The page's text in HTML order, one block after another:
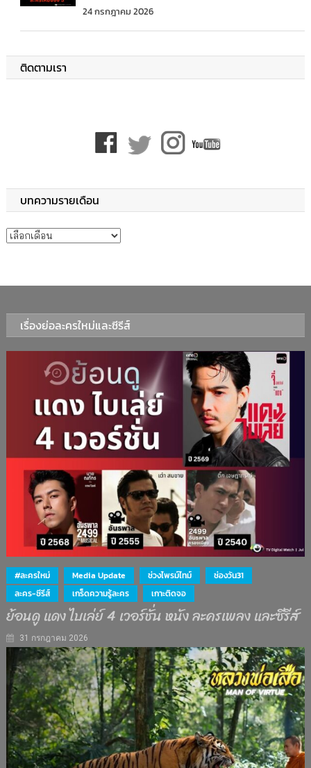
24 กรกฎาคม 2026
ติดตามเรา
บทความรายเดือน
บทความรายเดือน
เรื่องย่อละครใหม่และซีรีส์
#ละครใหม่ Media Update ช่วงไพรม์ไทม์
ช่องวัน31
ละคร-ซีรีส์
เกร็ดความรู้ละคร เกาะติดจอ
ย้อนดู แดง ไบเล่ย์ 4 เวอร์ชั่น หนัง ละครเพลง และซีรีส์
31 กรกฎาคม 2026